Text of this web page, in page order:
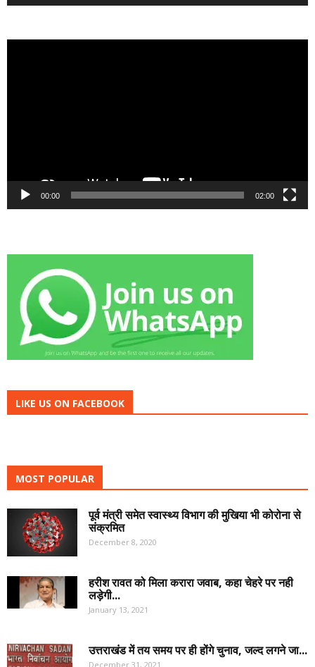
00:00 02:00
LIKE US ON FACEBOOK
MOST POPULAR
पूर्व मंत्री समेत स्वास्थ्य विभाग की मुखिया भी कोरोना से
संक्रमित
December 8, 2020
हरीश रावत को मिला करारा जवाब, कहा चेहरे पर नही
लड़ेगी...
January 13, 2021
उत्तराखंड में तय समय पर ही होंगे चुनाव, जल्द लगने जा...
December 31, 2021